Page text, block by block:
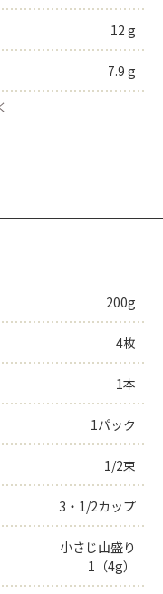
12 g
7.9 g
200g
4枚
1本
1パック
1/2束
3・1/2カップ
小さじ山盛り
1（4g）